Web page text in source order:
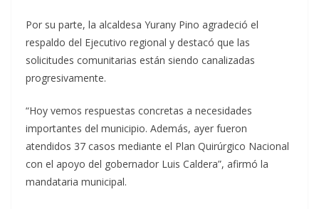
Por su parte, la alcaldesa Yurany Pino agradeció el
respaldo del Ejecutivo regional y destacó que las
solicitudes comunitarias están siendo canalizadas
progresivamente.
“Hoy vemos respuestas concretas a necesidades
importantes del municipio. Además, ayer fueron
atendidos 37 casos mediante el Plan Quirúrgico Nacional
con el apoyo del gobernador Luis Caldera”, afirmó la
mandataria municipal.